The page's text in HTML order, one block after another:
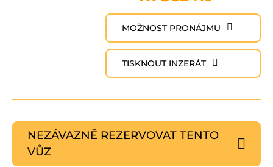
MOŽNOST PRONÁJMU
TISKNOUT INZERÁT
NEZÁVAZNĚ REZERVOVAT TENTO
VŮZ